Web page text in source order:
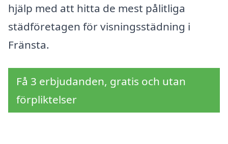
hjälp med att hitta de mest pålitliga
städföretagen för visningsstädning i
Fränsta.
Få 3 erbjudanden, gratis och utan
förpliktelser